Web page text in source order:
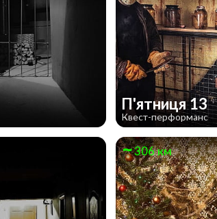
П'ятниця 13
Квест-перформанс
306 км